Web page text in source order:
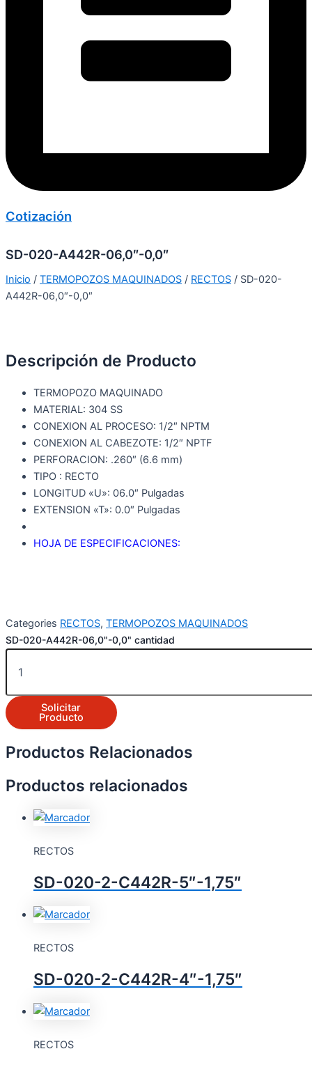
Cotización
SD-020-A442R-06,0″-0,0″
Inicio / TERMOPOZOS MAQUINADOS / RECTOS / SD-020-
A442R-06,0″-0,0″
Descripción de Producto
TERMOPOZO MAQUINADO
MATERIAL: 304 SS
CONEXION AL PROCESO: 1/2″ NPTM
CONEXION AL CABEZOTE: 1/2″ NPTF
PERFORACION: .260″ (6.6 mm)
TIPO : RECTO
LONGITUD «U»: 06.0″ Pulgadas
EXTENSION «T»: 0.0″ Pulgadas
HOJA DE ESPECIFICACIONES:
Categories RECTOS, TERMOPOZOS MAQUINADOS
SD-020-A442R-06,0"-0,0" cantidad
Solicitar
Producto
Productos Relacionados
Productos relacionados
RECTOS
SD-020-2-C442R-5″-1,75″
RECTOS
SD-020-2-C442R-4″-1,75″
RECTOS